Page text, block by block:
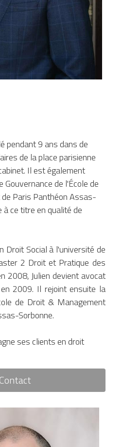
pendant 9 ans dans de
de la place parisienne
Il est également
Gouvernance de l'École de
Paris Panthéon Assas-
à ce titre en qualité de
Droit Social à l'université de
2 Droit et Pratique des
2008, Julien devient avocat
2009. Il rejoint ensuite la
de Droit & Management
Sorbonne.
ses clients en droit
Contact